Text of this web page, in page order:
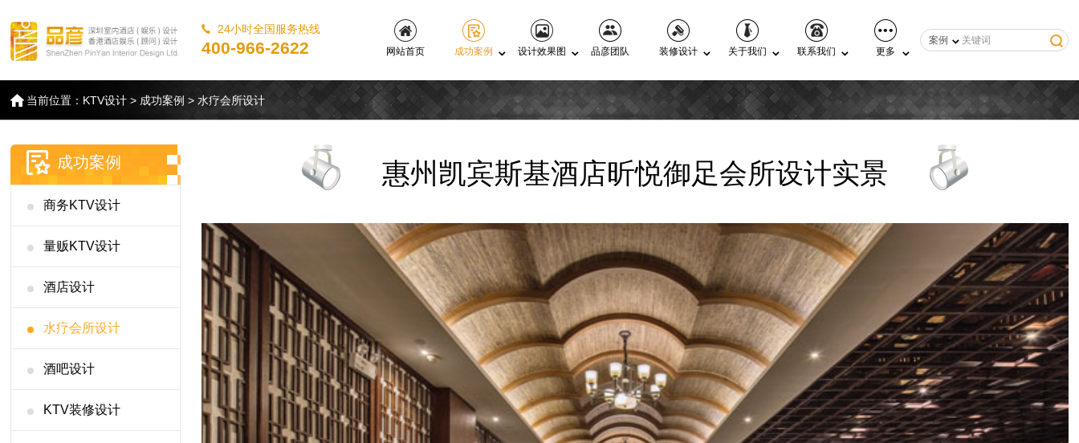
24小时全国服务热线
400-966-2622
案例
网站首页
成功案例 设计效果图 品彦团队 装修设计 关于我们 联系我们 更多
当前位置： KTV设计 > 成功案例 >水疗会所设计
成功案例
商务KTV设计
量贩KTV设计
酒店设计
水疗会所设计
酒吧设计
KTV装修设计
惠州凯宾斯基酒店昕悦御足会所设计实景